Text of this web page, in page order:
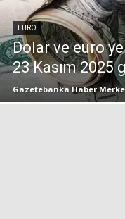
EURO
Dolar ve euro
23 Kasım 2025
Gazetebanka Haber